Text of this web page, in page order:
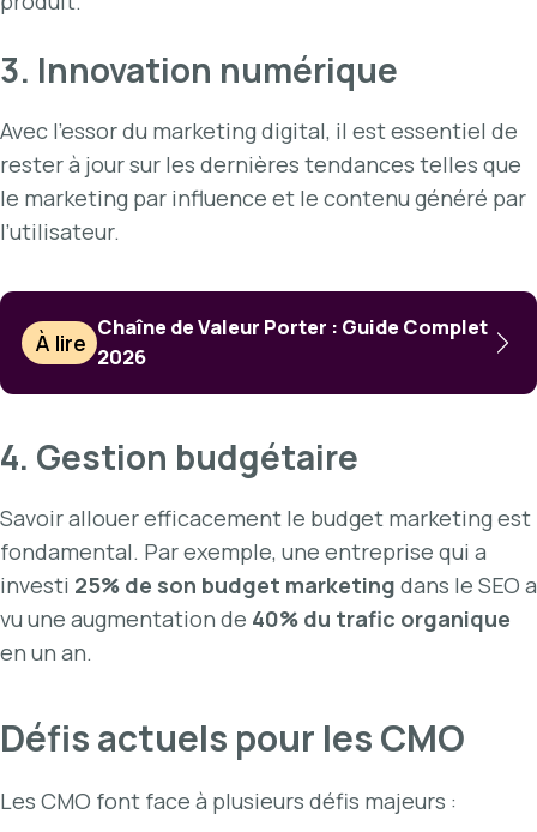
3. Innovation numérique
Avec l’essor du marketing digital, il est essentiel de
rester à jour sur les dernières tendances telles que
le marketing par influence et le contenu généré par
l’utilisateur.
À lire
Chaîne de Valeur Porter : Guide Complet
2026
4. Gestion budgétaire
Savoir allouer efficacement le budget marketing est
fondamental. Par exemple, une entreprise qui a
investi 25% de son budget marketing dans le SEO a
vu une augmentation de 40% du trafic organique
en un an.
Défis actuels pour les CMO
Les CMO font face à plusieurs défis majeurs :